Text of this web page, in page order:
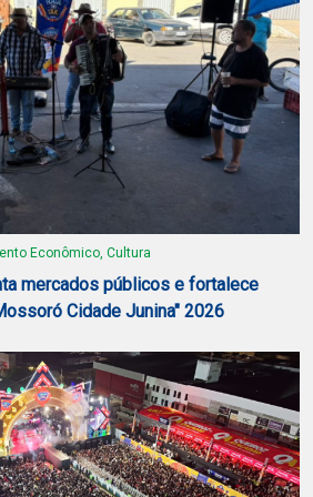
Econômico, Cultura
mercados públicos e fortalece
Cidade Junina" 2026